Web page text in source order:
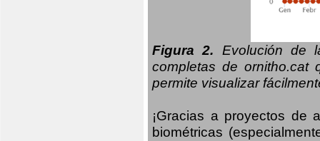
Figura 2. Evolución de
completas de
permite visualizar
¡Gracias a proyectos de
biométricas